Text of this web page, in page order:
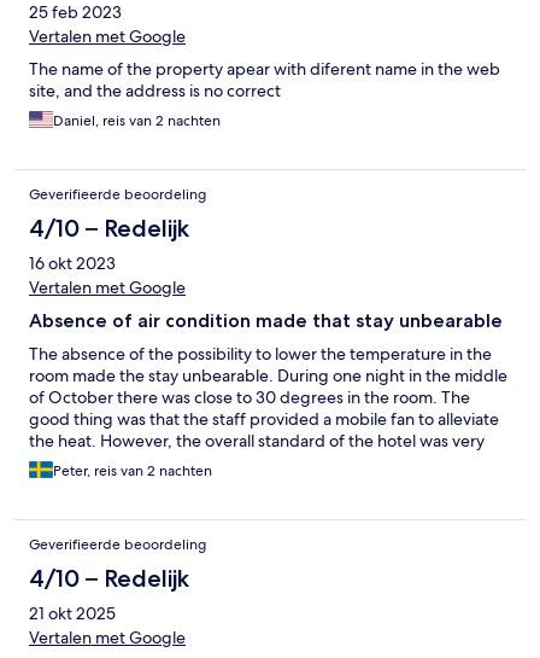
25 feb 2023
Vertalen met Google
The name of the property apear with diferent name in the web
site, and the address is no correct
Daniel, reis van 2 nachten
Geverifieerde beoordeling
4/10 – Redelijk
16 okt 2023
Vertalen met Google
Absence of air condition made that stay unbearable
The absence of the possibility to lower the temperature in the
room made the stay unbearable. During one night in the middle
of October there was close to 30 degrees in the room. The
good thing was that the staff provided a mobile fan to alleviate
the heat. However, the overall standard of the hotel was very
poor.Peter, reis van 2 nachten
Geverifieerde beoordeling
4/10 – Redelijk
21 okt 2025
Vertalen met Google